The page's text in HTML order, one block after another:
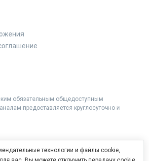
обязательным общедоступным
предоставляется круглосуточно и
технологии и файлы cookie,